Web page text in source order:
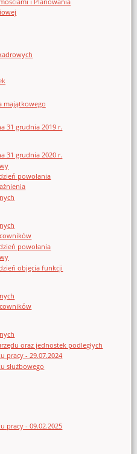
majątkowego
31 grudnia 2019 r.
31 grudnia 2020 r.
powołania
powołania
objęcia funkcji
oraz jednostek podległych
pracy - 29.07.2024
służbowego
pracy - 09.02.2025